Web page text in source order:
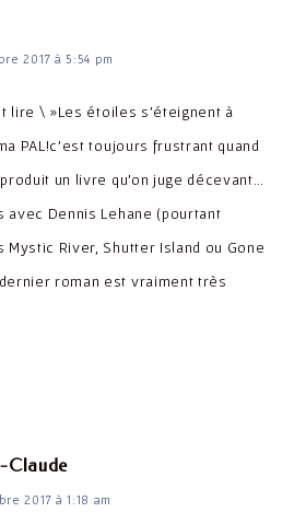
2017 à 5:54 pm
lire \ »Les étoiles s'éteignent à
PAL!c'est toujours frustrant quand
un livre qu'on juge décevant…
avec Dennis Lehane (pourtant
River, Shutter Island ou Gone
roman est vraiment très
Claudedit :
2017 à 1:18 am